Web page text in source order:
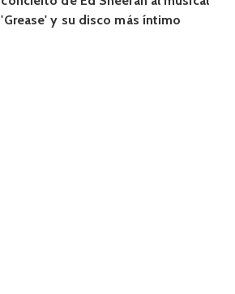
'Grease' y su disco más íntimo